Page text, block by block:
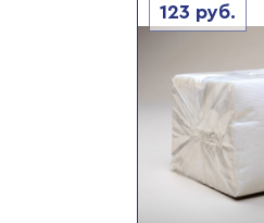
123 руб.